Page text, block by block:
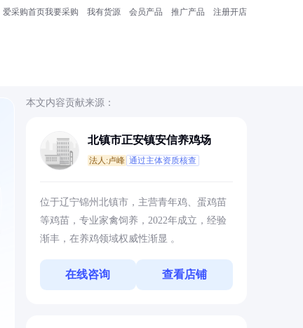
爱采购首页我要采购 我有货源 会员产品 推广产品 注册开店
本文内容贡献来源：
北镇市正安镇安信养鸡场
法人:卢峰 通过主体资质核查
位于辽宁锦州北镇市，主营青年鸡、蛋鸡苗
等鸡苗，专业家禽饲养，2022年成立，经验
渐丰，在养鸡领域权威性渐显 。
在线咨询 查看店铺